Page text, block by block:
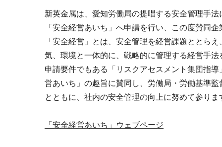
新英金属は、愛知労働局の提唱する安全管理手
「安全経営あいち」へ申請を行い、この度賛同
「安全経営」とは、安全管理を経営課題ととら
気、環境と一体的に、戦略的に管理する経営手
申請要件でもある「リスクアセスメント集団指
営あいち」の趣旨に賛同し、労働局・労働基準
とともに、社内の安全管理の向上に努めて参りま
「安全経営あいち」ウェブページ